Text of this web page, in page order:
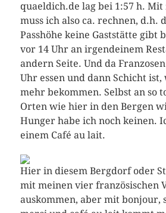
quaeldich.de lag bei 1:57 h. Mit
muss ich also ca. rechnen, d.h.
Passhöhe keine Gaststätte gibt
vor 14 Uhr an irgendeinem
andern Seite. Und da
Uhr essen und dann Schicht
mehr bekommen. Selbst an so
Orten wie hier in den Bergen
Hunger habe ich noch keinen.
einem Café au lait.
Hier in diesem Bergdorf oder
mit meinen vier französischen
auskommen, aber mit bonjour,